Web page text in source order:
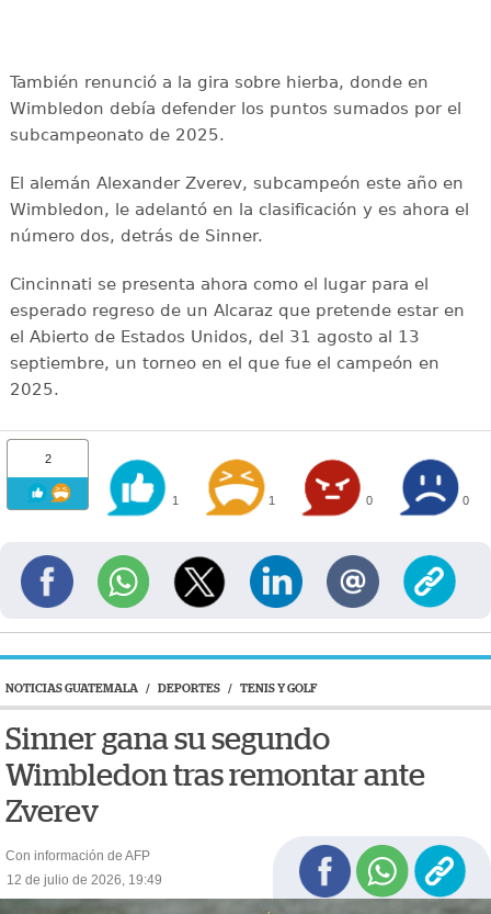
También renunció a la gira sobre hierba, donde en
Wimbledon debía defender los puntos sumados por el
subcampeonato de 2025.
El alemán Alexander Zverev, subcampeón este año en
Wimbledon, le adelantó en la clasificación y es ahora el
número dos, detrás de Sinner.
Cincinnati se presenta ahora como el lugar para el
esperado regreso de un Alcaraz que pretende estar en
el Abierto de Estados Unidos, del 31 agosto al 13
septiembre, un torneo en el que fue el campeón en
2025.
2
1 1 0 0
NOTICIAS GUATEMALA / DEPORTES / TENIS Y GOLF
Sinner gana su segundo
Wimbledon tras remontar ante
Zverev
Con información de AFP
12 de julio de 2026, 19:49